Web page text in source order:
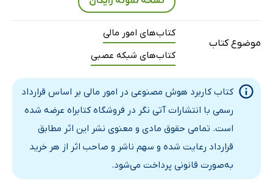
2-3 یادگیری با ناظر
6-3 چکیده: یادگیری ماشین، رویدادی تحول‌آفرین
موضوع کتاب
کتاب‌های امور مالی
کتاب‌های شبکه عصبی
کتاب کاربرد هوش مصنوعی در امور مالی بر اساس قرارداد
رسمی با انتشارات آتی نگر در فروشگاه کتابراه عرضه شده
است. تمامی حقوق مادی و معنوی نشر این اثر مطابق
قرارداد رعایت شده و سهم ناشر و صاحب اثر از هر خرید
به‌صورت قانونی پرداخت می‌شود.